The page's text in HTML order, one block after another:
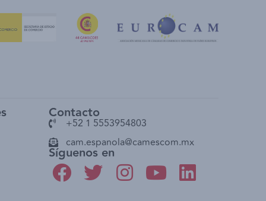
Contacto
+52 1 5553954803
cam.espanola@camescom.mx
Síguenos en